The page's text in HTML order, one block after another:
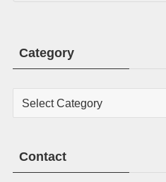
Category
Category
Contact